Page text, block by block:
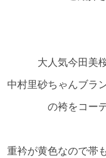
大人気今田美
中村里砂ちゃんブラ
の袴をコー
重衿が黄色なので帯